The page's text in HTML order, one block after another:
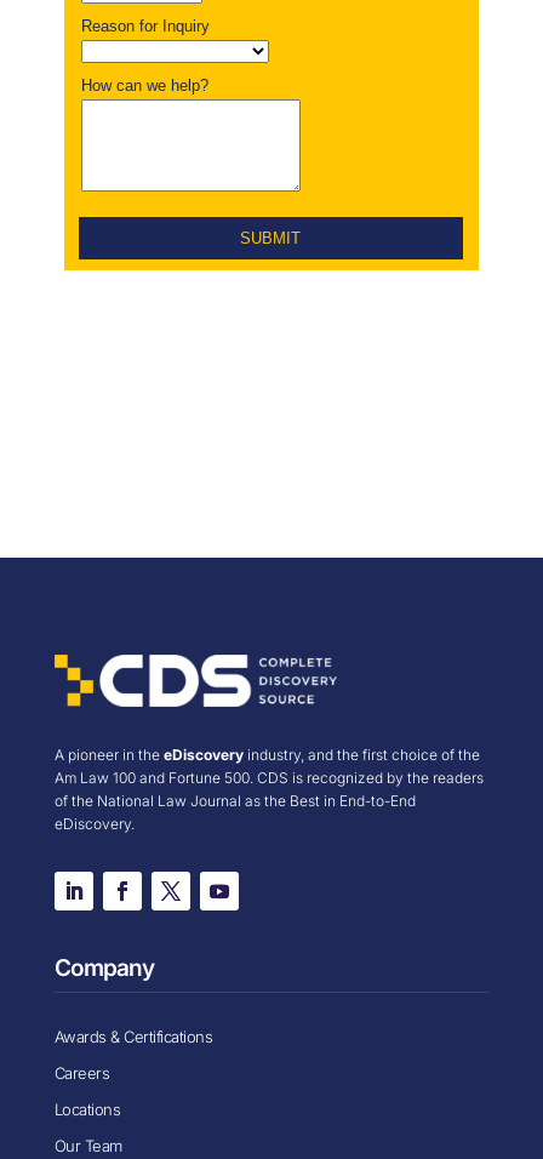
A pioneer in the eDiscoveryindustry, and the first choice of the
Am Law 100 and Fortune 500. CDS is recognized by the readers
of the National Law Journal as the Best in End-to-End
eDiscovery.
Company
Awards & Certifications
Careers
Locations
Our Team